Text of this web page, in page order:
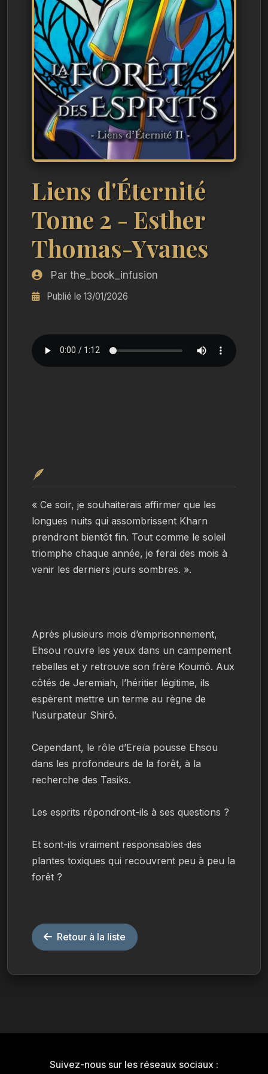
Liens d'Éternité
Tome 2 - Esther
Thomas-Yvanes
Par the_book_infusion
Publié le 13/01/2026
🪶
« Ce soir, je souhaiterais affirmer que les
longues nuits qui assombrissent Kharn
prendront bientôt fin. Tout comme le soleil
triomphe chaque année, je ferai des mois à
venir les derniers jours sombres. ».
Après plusieurs mois d’emprisonnement,
Ehsou rouvre les yeux dans un campement
rebelles et y retrouve son frère Koumô. Aux
côtés de Jeremiah, l’héritier légitime, ils
espèrent mettre un terme au règne de
l’usurpateur Shirô.
Cependant, le rôle d’Ereïa pousse Ehsou
dans les profondeurs de la forêt, à la
recherche des Tasiks.
Les esprits répondront-ils à ses questions ?
Et sont-ils vraiment responsables des
plantes toxiques qui recouvrent peu à peu la
forêt ?
Retour à la liste
Suivez-nous sur les réseaux sociaux :